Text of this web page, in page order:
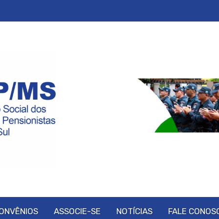
ASSOCIE-SE NOTÍCIAS FALE